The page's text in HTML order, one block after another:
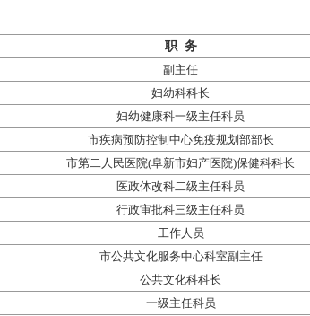
职 务
副主任
妇幼科科长
妇幼健康科一级主任科员
市疾病预防控制中心免疫规划部部长
市第二人民医院(阜新市妇产医院)保健科科长
医政体改科二级主任科员
行政审批科三级主任科员
工作人员
市公共文化服务中心科室副主任
公共文化科科长
一级主任科员